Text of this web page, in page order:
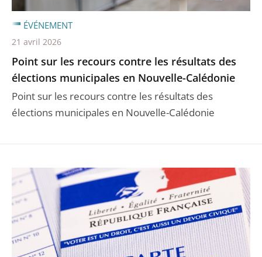
Point sur les recours contre les résultats des
élections municipales en Nouvelle-Calédonie
Point sur les recours contre les résultats des
élections municipales en Nouvelle-Calédonie
ÉVÉNEMENT
21 avril 2026